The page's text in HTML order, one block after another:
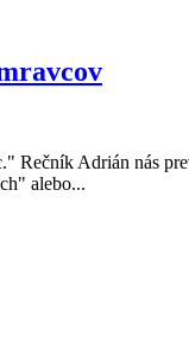
Rečník Adrián nás
alebo...